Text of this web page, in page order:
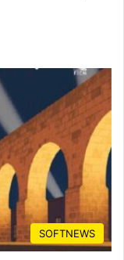
SOFTNEWS